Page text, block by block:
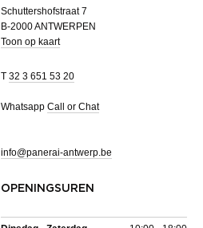
Schuttershofstraat 7
B-2000 ANTWERPEN
Toon op kaart
T 32 3 651 53 20
Whatsapp Call or Chat
info@panerai-antwerp.be
OPENINGSUREN